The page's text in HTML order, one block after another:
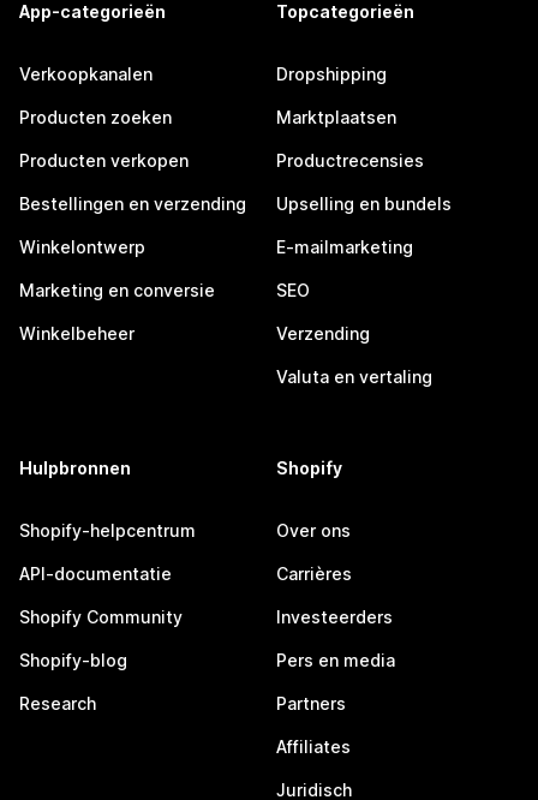
App-categorieën
Verkoopkanalen
Producten zoeken
Producten verkopen
Bestellingen en verzending
Winkelontwerp
Marketing en conversie
Winkelbeheer
Topcategorieën
Dropshipping
Marktplaatsen
Productrecensies
Upselling en bundels
E-mailmarketing
SEO
Verzending
Valuta en vertaling
Hulpbronnen
Shopify-helpcentrum
API-documentatie
Shopify Community
Shopify-blog
Research
Shopify
Over ons
Carrières
Investeerders
Pers en media
Partners
Affiliates
Juridisch